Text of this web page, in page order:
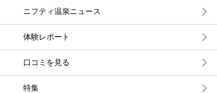
ニフティ温泉ニュース
体験レポート
口コミを見る
特集